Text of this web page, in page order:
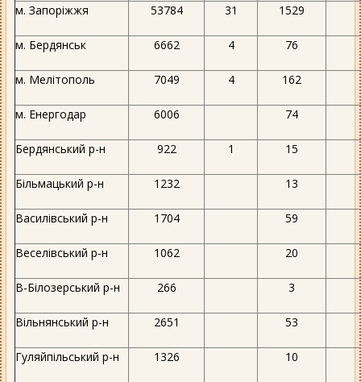
м. Запоріжжя 53784 31 1529
м. Бердянськ 6662 4 76
м. Мелітополь 7049 4 162
м. Енергодар 6006 74
Бердянський р-н 922 1 15
Більмацький р-н 1232 13
Василівський р-н 1704 59
Веселівський р-н 1062 20
В-Білозерський р-н 266 3
Вільнянський р-н 2651 53
Гуляйпільський р-н 1326 10